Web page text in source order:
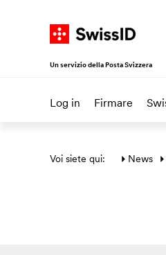
Navigate su
Un servizio della Posta Svizzera
Log in Firmare
Area principale
Voi siete qui: News